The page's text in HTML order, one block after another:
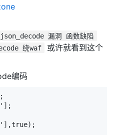
json_decode 漏洞 函数缺陷
绕waf
或许就看到这个
编码